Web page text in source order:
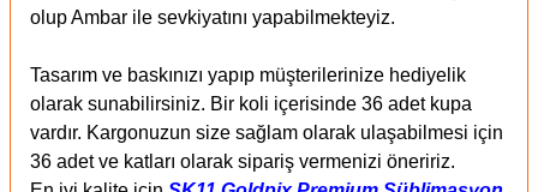
olup Ambar ile sevkiyatını yapabilmekteyiz.
Tasarım ve baskınızı yapıp müşterilerinize hediyelik
olarak sunabilirsiniz. Bir koli içerisinde 36 adet kupa
vardır. Kargonuzun size sağlam olarak ulaşabilmesi için
36 adet ve katları olarak sipariş vermenizi öneririz.